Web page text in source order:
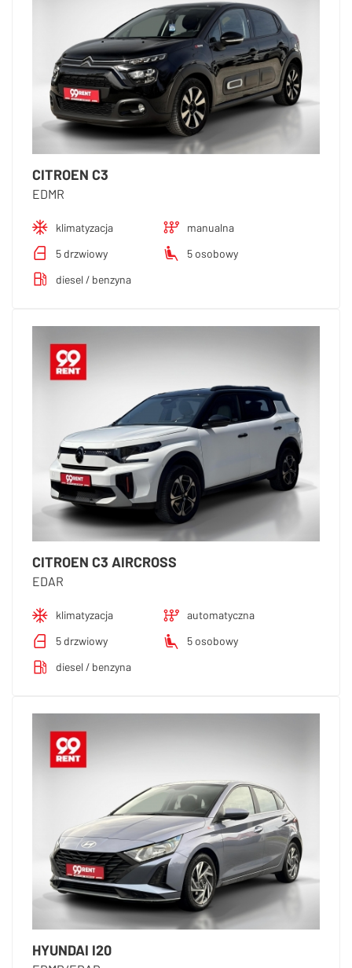
CITROEN C3
EDMR
klimatyzacja
manualna
5 drzwiowy
5 osobowy
diesel / benzyna
CITROEN C3 AIRCROSS
EDAR
klimatyzacja
automatyczna
5 drzwiowy
5 osobowy
diesel / benzyna
HYUNDAI I20